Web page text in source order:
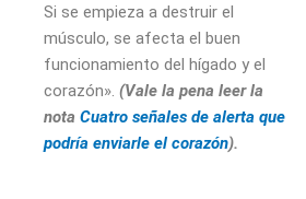
Si se empieza a destruir el
músculo, se afecta el buen
funcionamiento del hígado y el
corazón». (Vale la pena leer la
nota Cuatro señales de alerta que
podría enviarle el corazón).